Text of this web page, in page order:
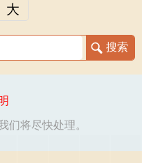
大
们将尽快处理。